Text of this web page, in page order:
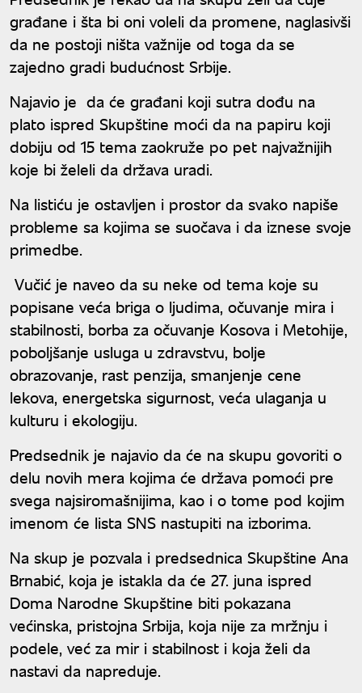
građane i šta bi oni voleli da promene, naglasivši
da ne postoji ništa važnije od toga da se
zajedno gradi budućnost Srbije.
Najavio je da će građani koji sutra dođu na
plato ispred Skupštine moći da na papiru koji
dobiju od 15 tema zaokruže po pet najvažnijih
koje bi želeli da država uradi.
Na listiću je ostavljen i prostor da svako napiše
probleme sa kojima se suočava i da iznese svoje
primedbe.
Vučić je naveo da su neke od tema koje su
popisane veća briga o ljudima, očuvanje mira i
stabilnosti, borba za očuvanje Kosova i Metohije,
poboljšanje usluga u zdravstvu, bolje
obrazovanje, rast penzija, smanjenje cene
lekova, energetska sigurnost, veća ulaganja u
kulturu i ekologiju.
Predsednik je najavio da će na skupu govoriti o
delu novih mera kojima će država pomoći pre
svega najsiromašnijima, kao i o tome pod kojim
imenom će lista SNS nastupiti na izborima.
Na skup je pozvala i predsednica Skupštine Ana
Brnabić, koja je istakla da će 27. juna ispred
Doma Narodne Skupštine biti pokazana
većinska, pristojna Srbija, koja nije za mržnju i
podele, već za mir i stabilnost i koja želi da
nastavi da napreduje.